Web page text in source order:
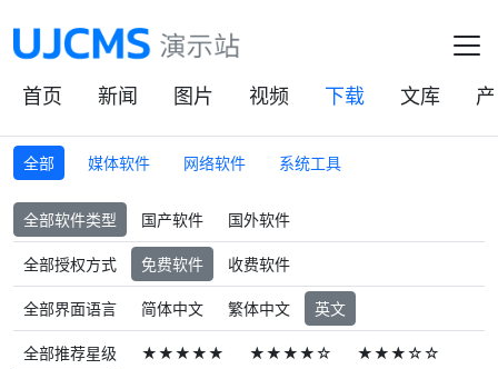
首页 新闻 图片 视频 下载 文库
全部 媒体软件 网络软件 系统工具
全部软件类型 国产软件 国外软件
全部授权方式 免费软件 收费软件
全部界面语言 简体中文 繁体中文 英文
全部推荐星级 ★★★★★ ★★★★☆
★★★☆☆